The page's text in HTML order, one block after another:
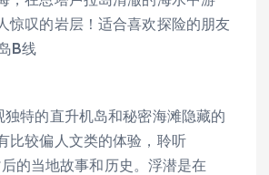
惊叹的岩层！适合喜欢探险的朋友
B线
独特的直升机岛和秘密海滩隐藏的
比较偏人文类的体验，聆听
的当地故事和历史。浮潜是在